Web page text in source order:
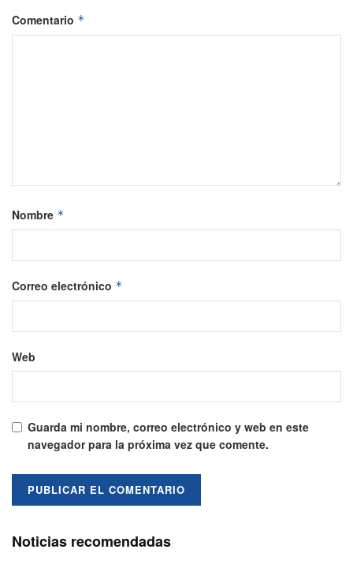
Comentario *
Nombre *
Correo electrónico *
Web
Guarda mi nombre, correo electrónico y web en este
navegador para la próxima vez que comente.
Noticias recomendadas